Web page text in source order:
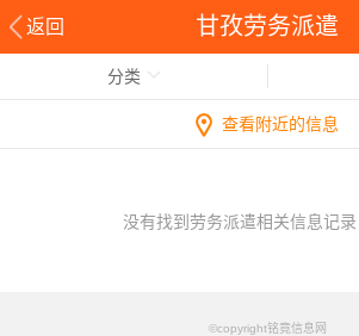
返回 甘孜劳务派遣
分类
查看附近的信息
没有找到劳务派遣相关信息记录
©copyright铭竟信息网